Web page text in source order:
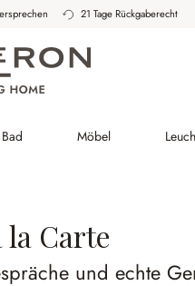
21 Tage Rückgaberecht
Bad Möbel
la Carte
und echte